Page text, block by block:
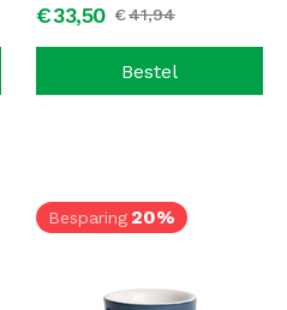
€41,94
€33,50
Bestel
Besparing 20%